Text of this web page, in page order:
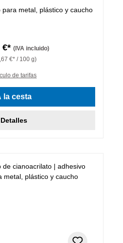
metal, plástico y caucho
€* (IVA incluido)
€* / 100 g)
de tarifas
la cesta
Detalles